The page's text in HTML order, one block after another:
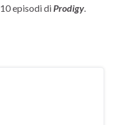
episodi di Prodigy.